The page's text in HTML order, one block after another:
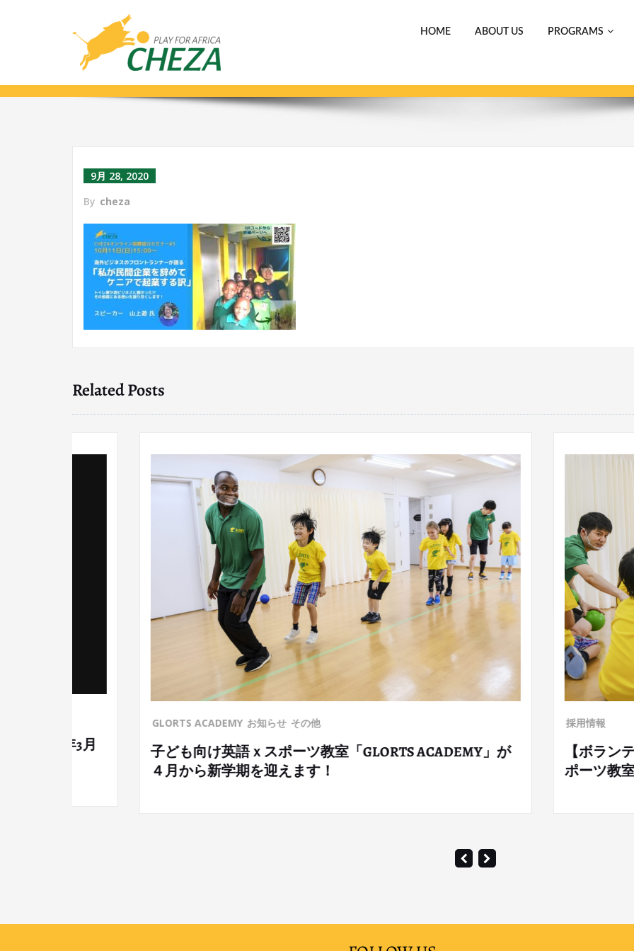
HOME ABOUT US PROGRAMS
9月 28, 2020
By cheza
Related Posts
GLORTS ACADEMY お知らせ その他
子ども向け英語ｘスポーツ教室「GLORTS ACADEMY」が
４月から新学期を迎えます！
【ボランティア・ア
ポーツ教室」のコ